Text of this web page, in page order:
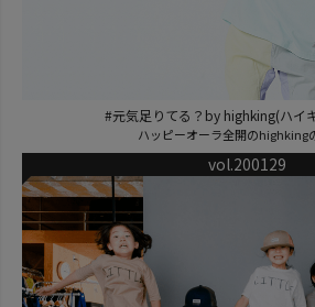
#元気足りてる？by highking(ハイ
ハッピーオーラ全開のhighking
vol.200129